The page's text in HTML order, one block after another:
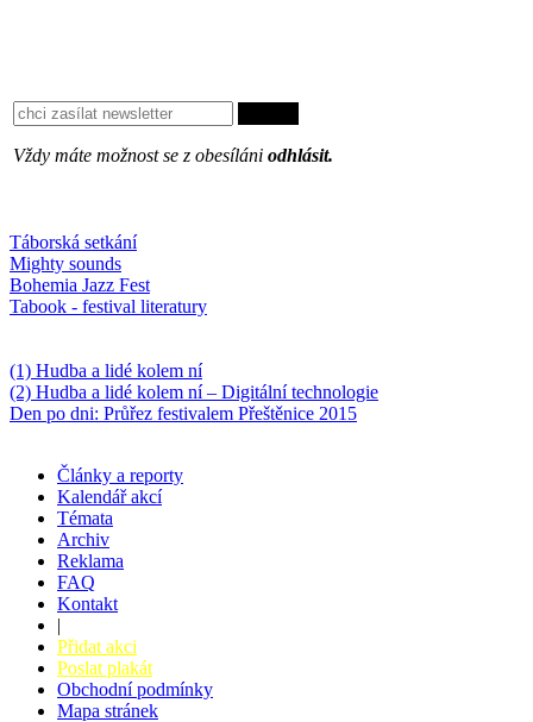
Vždy máte možnost se z obesíláni odhlásit.
Táborská setkání
Mighty sounds
Bohemia Jazz Fest
Tabook - festival literatury
(1) Hudba a lidé kolem ní
(2) Hudba a lidé kolem ní – Digitální technologie
Den po dni: Průřez festivalem Přeštěnice 2015
Články a reporty
Kalendář akcí
Témata
Archiv
Reklama
FAQ
Kontakt
|
Přidat akci
Poslat plakát
Obchodní podmínky
Mapa stránek